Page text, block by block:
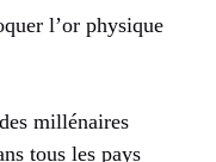
l’or physique
millénaires
tous les pays